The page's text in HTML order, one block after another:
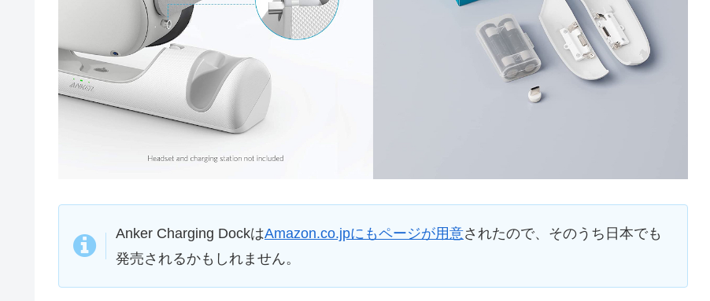
Anker Charging DockはAmazon.co.jpにもページが用意されたので、そのうち日本でも
発売されるかもしれません。